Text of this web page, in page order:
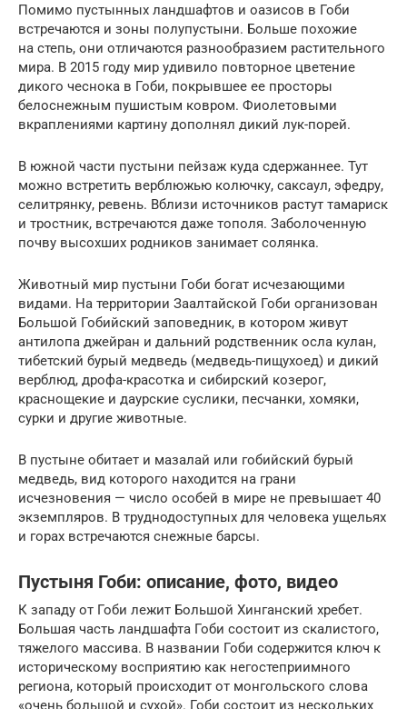
Помимо пустынных ландшафтов и оазисов в Гоби
встречаются и зоны полупустыни. Больше похожие
на степь, они отличаются разнообразием растительного
мира. В 2015 году мир удивило повторное цветение
дикого чеснока в Гоби, покрывшее ее просторы
белоснежным пушистым ковром. Фиолетовыми
вкраплениями картину дополнял дикий лук-порей.
В южной части пустыни пейзаж куда сдержаннее. Тут
можно встретить верблюжью колючку, саксаул, эфедру,
селитрянку, ревень. Вблизи источников растут тамариск
и тростник, встречаются даже тополя. Заболоченную
почву высохших родников занимает солянка.
Животный мир пустыни Гоби богат исчезающими
видами. На территории Заалтайской Гоби организован
Большой Гобийский заповедник, в котором живут
антилопа джейран и дальний родственник осла кулан,
тибетский бурый медведь (медведь-пищухоед) и дикий
верблюд, дрофа-красотка и сибирский козерог,
краснощекие и даурские суслики, песчанки, хомяки,
сурки и другие животные.
В пустыне обитает и мазалай или гобийский бурый
медведь, вид которого находится на грани
исчезновения — число особей в мире не превышает 40
экземпляров. В труднодоступных для человека ущельях
и горах встречаются снежные барсы.
Пустыня Гоби: описание, фото, видео
К западу от Гоби лежит Большой Хинганский хребет.
Большая часть ландшафта Гоби состоит из скалистого,
тяжелого массива. В названии Гоби содержится ключ к
историческому восприятию как негостеприимного
региона, который происходит от монгольского слова
«очень большой и сухой». Гоби состоит из нескольких